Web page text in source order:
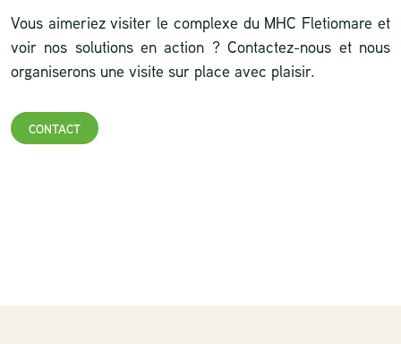
Vous aimeriez visiter le complexe du MHC Fletiomare et
voir nos solutions en action ? Contactez-nous et nous
organiserons une visite sur place avec plaisir.
CONTACT